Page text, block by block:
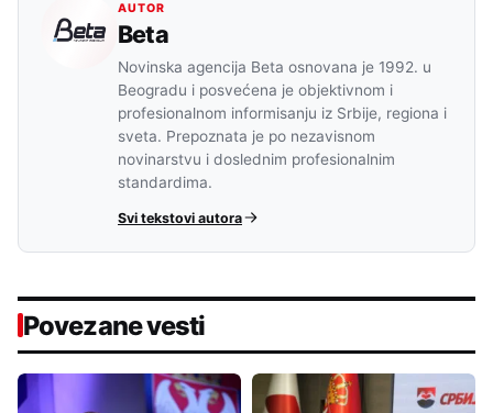
AUTOR
Beta
Novinska agencija Beta osnovana je 1992. u
Beogradu i posvećena je objektivnom i
profesionalnom informisanju iz Srbije, regiona i
sveta. Prepoznata je po nezavisnom
novinarstvu i doslednim profesionalnim
standardima.
Svi tekstovi autora
Povezane vesti